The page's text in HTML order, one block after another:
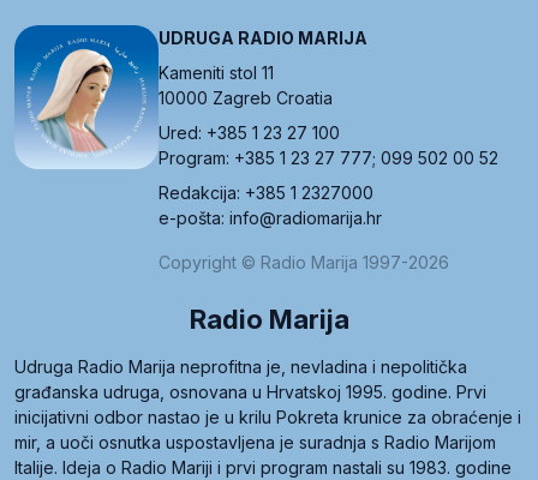
UDRUGA RADIO MARIJA
Kameniti stol 11
10000 Zagreb Croatia
Ured: +385 1 23 27 100
Program: +385 1 23 27 777; 099 502 00 52
Redakcija: +385 1 2327000
e-pošta: info@radiomarija.hr
Copyright © Radio Marija 1997-2026
Radio Marija
Udruga Radio Marija neprofitna je, nevladina i nepolitička
građanska udruga, osnovana u Hrvatskoj 1995. godine. Prvi
inicijativni odbor nastao je u krilu Pokreta krunice za obraćenje i
mir, a uoči osnutka uspostavljena je suradnja s Radio Marijom
Italije. Ideja o Radio Mariji i prvi program nastali su 1983. godine